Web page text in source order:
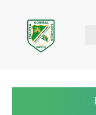
contenido